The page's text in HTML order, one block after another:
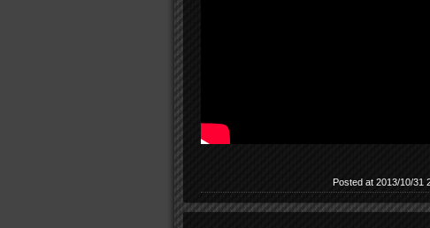
Posted at 2013/10/31